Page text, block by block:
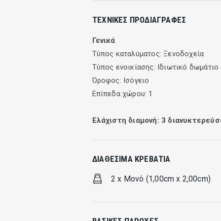
του ΕΥΑ είναι πάντα στη διάθεση
Τα καταπληκτικά αρτοποιήματα θα
μόνο για την νοστιμιά τους αλλά
ΤΕΧΝΙΚΈΣ ΠΡΟΔΙΑΓΡΑΦΈΣ
Γενικά
Τύπος καταλύματος: Ξενοδοχεία
Τύπος ενοικίασης: Ιδιωτικό δωμάτιο
Όροφος: Ισόγειο
Επίπεδα χώρου: 1
Ελάχιστη διαμονή: 3
ΔΙΑΘΈΣΙΜΑ ΚΡΕΒΆΤΙΑ
2 x Μονό (1,00cm x 2,00cm)